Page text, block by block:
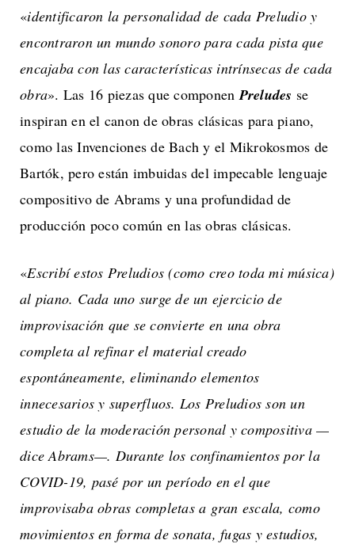
«identificaron la personalidad de cada Preludio y
encontraron un mundo sonoro para cada pista que
encajaba con las características intrínsecas de cada
obra». Las 16 piezas que componenPreludes se
inspiran en el canon de obras clásicas para piano,
como las Invenciones de Bach y el Mikrokosmos de
Bartók, pero están imbuidas del impecable lenguaje
compositivo de Abrams y una profundidad de
producción poco común en las obras clásicas.
«Escribí estos Preludios (como creo toda mi música)
al piano. Cada uno surge de un ejercicio de
improvisación que se convierte en una obra
completa al refinar el material creado
espontáneamente, eliminando elementos
innecesarios y superfluos. Los Preludios son un
estudio de la moderación personal y compositiva —
dice Abrams—. Durante los confinamientos por la
COVID-19, pasé por un período en el que
improvisaba obras completas a gran escala, como
movimientos en forma de sonata, fugas y estudios,